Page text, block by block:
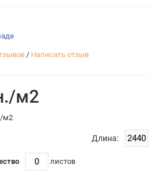
/ Написать отзыв
м2
м2
Длина:
листов